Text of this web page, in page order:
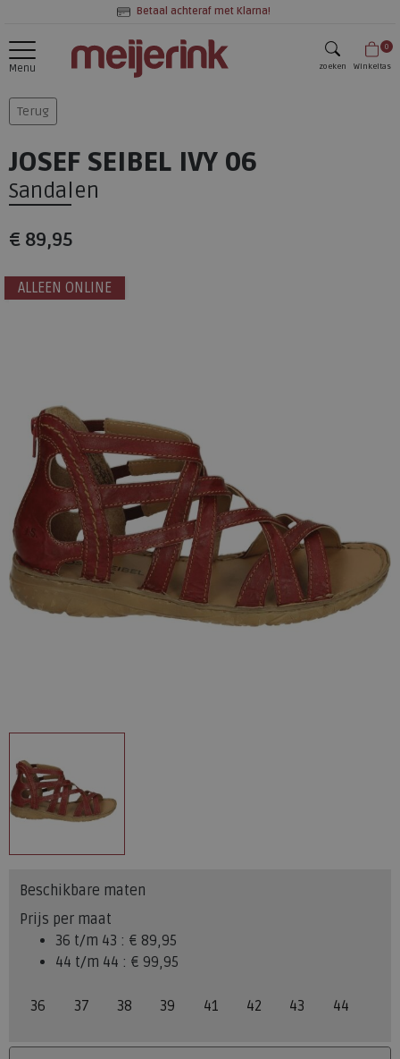
Betaal achteraf met Klarna!
Menu zoeken
0
Winkeltas
Terug
JOSEF SEIBEL IVY 06
Sandalen
€ 89,95
ALLEEN ONLINE
Beschikbare maten
Prijs per maat
36 t/m 43 : € 89,95
44 t/m 44 : € 99,95
36 37 38 39 41 42 43 44